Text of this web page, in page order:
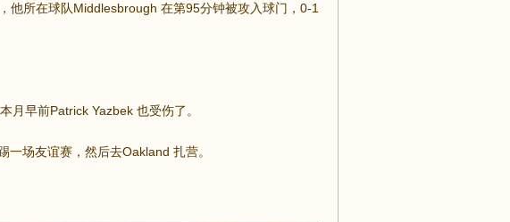
他所在球队Middlesbrough 在第95分钟被攻入球门，0-1
月早前Patrick Yazbek 也受伤了。
场友谊赛，然后去Oakland 扎营。